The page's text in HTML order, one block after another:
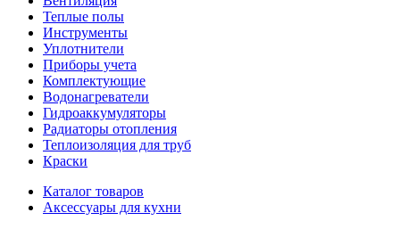
Теплые полы
Инструменты
Уплотнители
Приборы учета
Комплектующие
Водонагреватели
Гидроаккумуляторы
Радиаторы отопления
Теплоизоляция для труб
Краски
Каталог товаров
Аксессуары для кухни